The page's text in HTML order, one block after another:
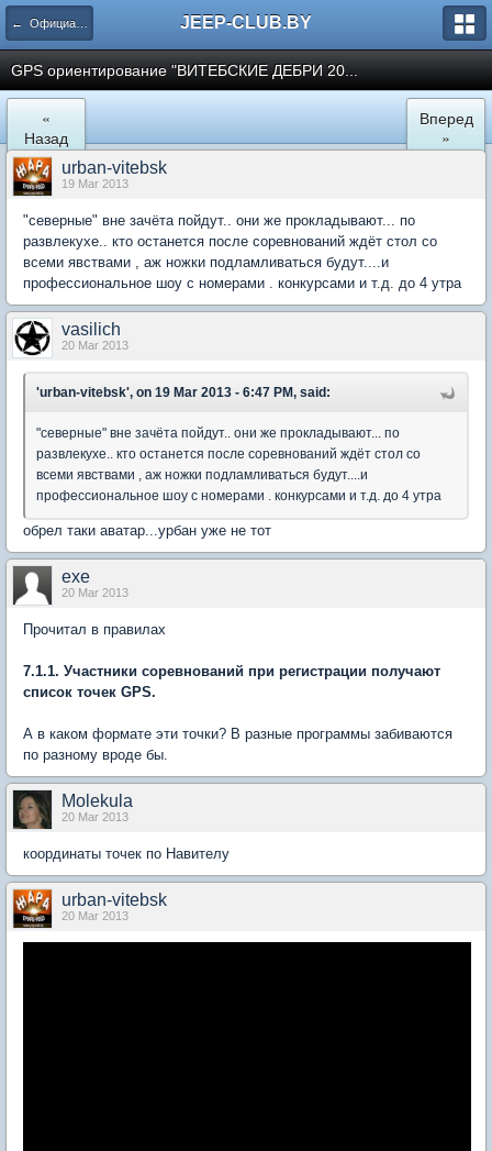
← Официальные клубные мероприятия JEEP-CLUB.BY
GPS ориентирование "ВИТЕБСКИЕ ДЕБРИ 20...
«
Назад
Вперед
»
urban-vitebsk
19 Mar 2013
"северные" вне зачёта пойдут.. они же прокладывают... по
развлекухе.. кто останется после соревнований ждёт стол со
всеми явствами , аж ножки подламливаться будут....и
профессиональное шоу с номерами . конкурсами и т.д. до 4 утра
vasilich
20 Mar 2013
'urban-vitebsk', on 19 Mar 2013 - 6:47 PM, said:
"северные" вне зачёта пойдут.. они же прокладывают... по
развлекухе.. кто останется после соревнований ждёт стол со
всеми явствами , аж ножки подламливаться будут....и
профессиональное шоу с номерами . конкурсами и т.д. до 4 утра
обрел таки аватар...урбан уже не тот
exe
20 Mar 2013
Прочитал в правилах
7.1.1. Участники соревнований при регистрации получают
список точек GPS.
А в каком формате эти точки? В разные программы забиваются
по разному вроде бы.
Molekula
20 Mar 2013
координаты точек по Навителу
urban-vitebsk
20 Mar 2013